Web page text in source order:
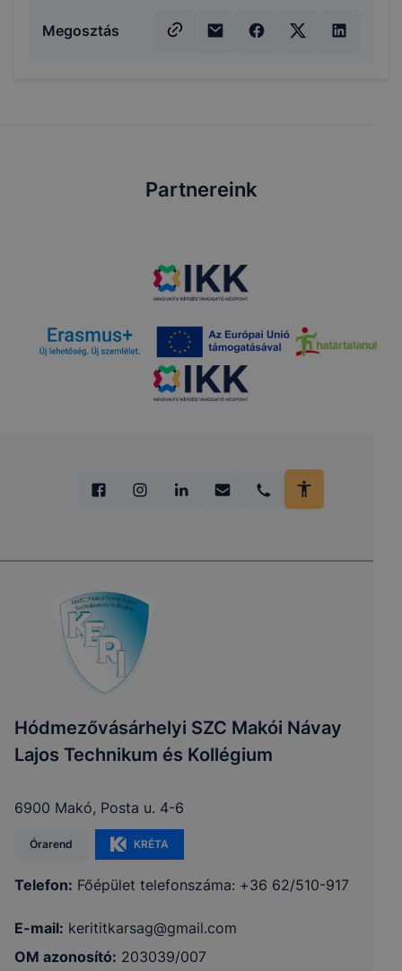
Megosztás
Partnereink
Hódmezővásárhelyi SZC Makói Návay
Lajos Technikum és Kollégium
6900 Makó, Posta u. 4-6
Órarend KRÉTA
Telefon: Főépület telefonszáma: +36 62/510-917
E-mail: kerititkarsag@gmail.com
OM azonosító: 203039/007